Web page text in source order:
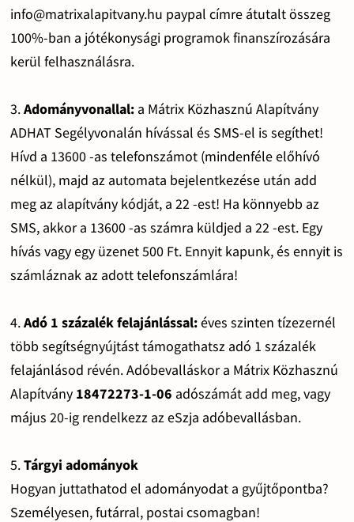
info@matrixalapitvany.hu paypal címre átutalt összeg
100%-ban a jótékonysági programok finanszírozására
kerül felhasználásra.
3.Adományvonallal:a Mátrix Közhasznú Alapítvány
ADHAT Segélyvonalán hívással és SMS-el is segíthet!
Hívd a 13600 -as telefonszámot (mindenféle előhívó
nélkül), majd az automata bejelentkezése után add
meg az alapítvány kódját, a 22 -est! Ha könnyebb az
SMS, akkor a 13600 -as számra küldjed a 22 -est. Egy
hívás vagy egy üzenet 500 Ft. Ennyit kapunk, és ennyit is
számláznak az adott telefonszámlára!
4.Adó 1 százalék felajánlással:éves szinten tízezernél
több segítségnyújtást támogathatsz adó 1 százalék
felajánlásod révén. Adóbevalláskor a Mátrix Közhasznú
Alapítvány 18472273-1-06 adószámát add meg, vagy
május 20-ig rendelkezz az eSzja adóbevallásban.
5.Tárgyi adományok
Hogyan juttathatod el adományodat a gyűjtőpontba?
Személyesen, futárral, postai csomagban!